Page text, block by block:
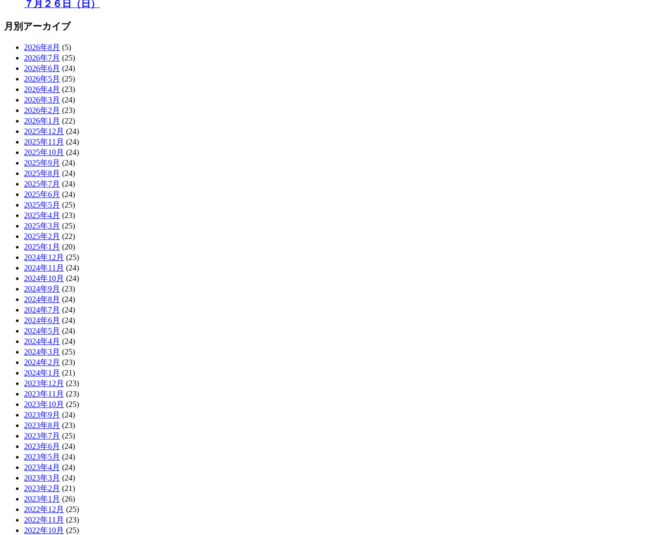
７月２６日（日）
月別アーカイブ
2026年8月 (5)
2026年7月 (25)
2026年6月 (24)
2026年5月 (25)
2026年4月 (23)
2026年3月 (24)
2026年2月 (23)
2026年1月 (22)
2025年12月 (24)
2025年11月 (24)
2025年10月 (24)
2025年9月 (24)
2025年8月 (24)
2025年7月 (24)
2025年6月 (24)
2025年5月 (25)
2025年4月 (23)
2025年3月 (25)
2025年2月 (22)
2025年1月 (20)
2024年12月 (25)
2024年11月 (24)
2024年10月 (24)
2024年9月 (23)
2024年8月 (24)
2024年7月 (24)
2024年6月 (24)
2024年5月 (24)
2024年4月 (24)
2024年3月 (25)
2024年2月 (23)
2024年1月 (21)
2023年12月 (23)
2023年11月 (23)
2023年10月 (25)
2023年9月 (24)
2023年8月 (23)
2023年7月 (25)
2023年6月 (24)
2023年5月 (24)
2023年4月 (24)
2023年3月 (24)
2023年2月 (21)
2023年1月 (26)
2022年12月 (25)
2022年11月 (23)
2022年10月 (25)